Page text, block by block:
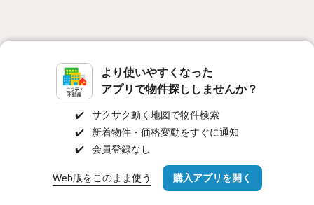
より使いやすくなった
アプリで物件探ししませんか？
✔️
サクサク動く地図で物件検索
✔️
新着物件・価格変動をすぐに通知
✔️
会員登録なし
Web版をこのまま使う 購入アプリを開く
路線・駅を変更 詳細条件を変更
個人情報保護ポリシー
ヘルプ・お問い合わせ 採用情報